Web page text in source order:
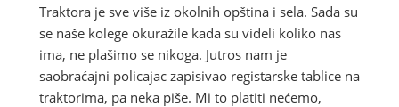
Traktora je sve više iz okolnih opština i sela. Sada su
se naše kolege okuražile kada su videli koliko nas
ima, ne plašimo se nikoga. Jutros nam je
saobraćajni policajac zapisivao registarske tablice na
traktorima, pa neka piše. Mi to platiti nećemo,